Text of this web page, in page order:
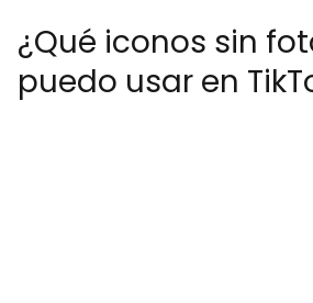
¿Qué iconos sin
puedo usar en